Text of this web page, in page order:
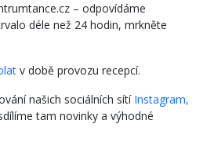
– odpovídáme
déle než 24 hodin, mrkněte
v době provozu recepcí.
našich sociálních sítí Instagram,
tam novinky a výhodné